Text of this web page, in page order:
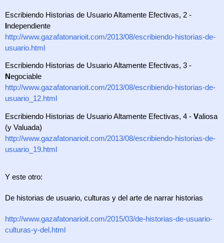
ndependiente
http://www.gazafatonarioit.com/2013/08/escribiendo-historias-de-
usuario.html
Negociable
http://www.gazafatonarioit.com/2013/08/escribiendo-historias-de-
usuario_12.html
Escribiendo Historias de Usuario Altamente Efectivas, 4 - Valiosa
(y Valuada)
http://www.gazafatonarioit.com/2013/08/escribiendo-historias-de-
usuario_19.html
Y este otro:
De historias de usuario, culturas y del arte de narrar historias
http://www.gazafatonarioit.com/2015/03/de-historias-de-usuario-
culturas-y-del.html